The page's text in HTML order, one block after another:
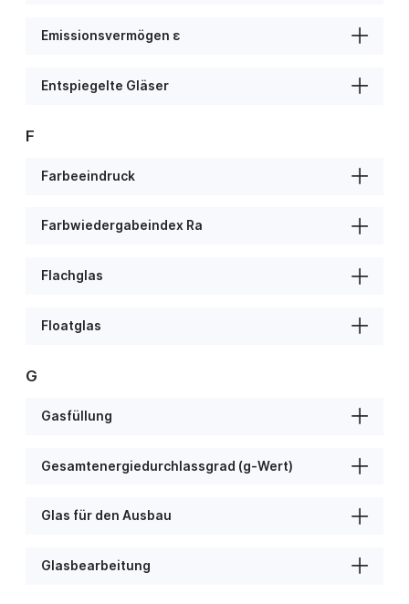
Emissionsvermögen ε
Entspiegelte Gläser
F
Farbeeindruck
Farbwiedergabeindex Ra
Flachglas
Floatglas
G
Gasfüllung
Gesamtenergiedurchlassgrad (g-Wert)
Glas für den Ausbau
Glasbearbeitung